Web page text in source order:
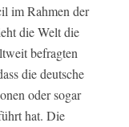
im Rahmen der
die Welt die
befragten
die deutsche
oder sogar
hat. Die